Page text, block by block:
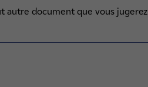
autre document que vous jugerez